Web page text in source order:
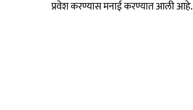
प्रवेश करण्यास मनाई करण्यात आली आहे.